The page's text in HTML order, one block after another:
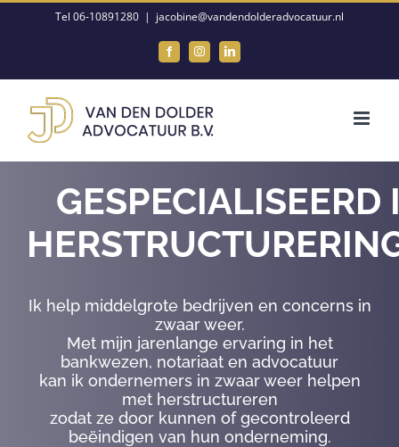
Tel 06-10891280 | jacobine@vandendolderadvocatuur.nl
FacebookInstagramLinkedIn
GESPECIALISEERD
Ik help middelgrote bedrijven en concerns in
zwaar weer.
Met mijn jarenlange ervaring in het
bankwezen, notariaat en advocatuur
kan ik ondernemers in zwaar weer helpen
met herstructureren
zodat ze door kunnen of gecontroleerd
beëindigen van hun onderneming.